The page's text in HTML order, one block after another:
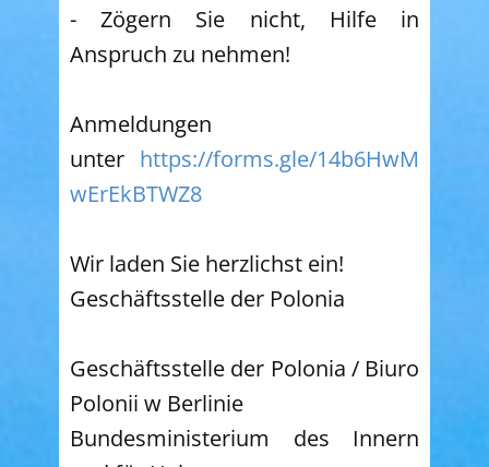
- Zögern Sie nicht, Hilfe in
Anspruch zu nehmen!
Anmeldungen
unter https://forms.gle/14b6HwM
wErEkBTWZ8
Wir laden Sie herzlichst ein!
Geschäftsstelle der Polonia
Geschäftsstelle der Polonia / Biuro
Polonii w Berlinie
Bundesministerium des Innern